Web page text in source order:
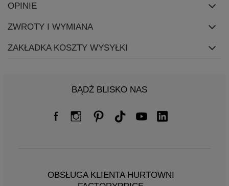
OPINIE
ZWROTY I WYMIANA
ZAKŁADKA KOSZTY WYSYŁKI
BĄDŹ BLISKO NAS
OBSŁUGA KLIENTA HURTOWNI